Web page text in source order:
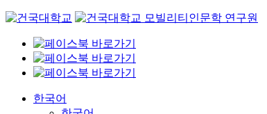
Skip
content
한국어